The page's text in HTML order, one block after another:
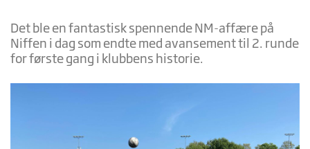
Det ble en fantastisk spennende NM-affære på
Niffen i dag som endte med avansement til 2. runde
for første gang i klubbens historie.